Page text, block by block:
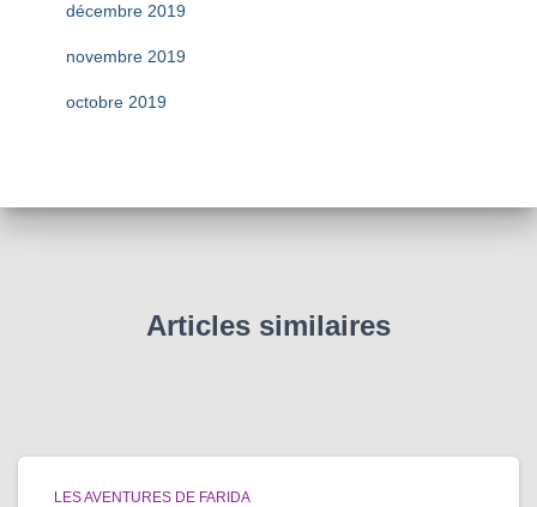
décembre 2019
novembre 2019
octobre 2019
Articles similaires
LES AVENTURES DE FARIDA